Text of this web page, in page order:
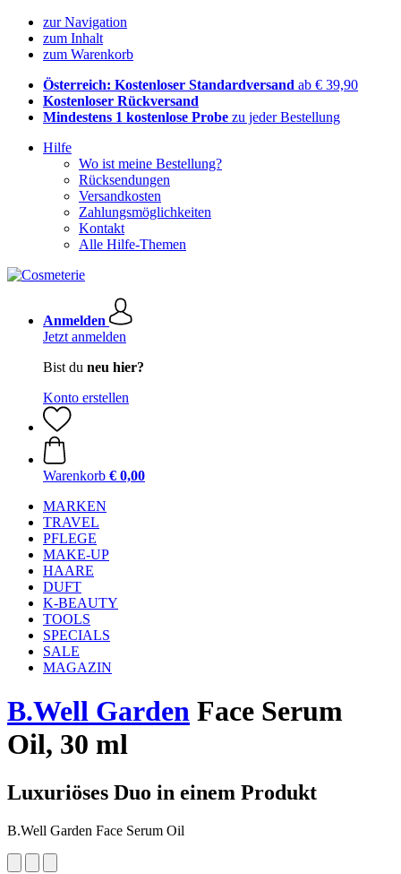
zur Navigation
zum Inhalt
zum Warenkorb
Österreich: Kostenloser Standardversand ab € 39,90
Kostenloser Rückversand
Mindestens 1 kostenlose Probe zu jeder Bestellung
Hilfe
Wo ist meine Bestellung?
Rücksendungen
Versandkosten
Zahlungsmöglichkeiten
Kontakt
Alle Hilfe-Themen
Anmelden
Jetzt anmelden
Bist du neu hier?
Konto erstellen
Warenkorb € 0,00
MARKEN
TRAVEL
PFLEGE
MAKE-UP
HAARE
DUFT
K-BEAUTY
TOOLS
SPECIALS
SALE
MAGAZIN
B.Well Garden Face Serum
Oil, 30 ml
Luxuriöses Duo in einem Produkt
B.Well Garden Face Serum Oil